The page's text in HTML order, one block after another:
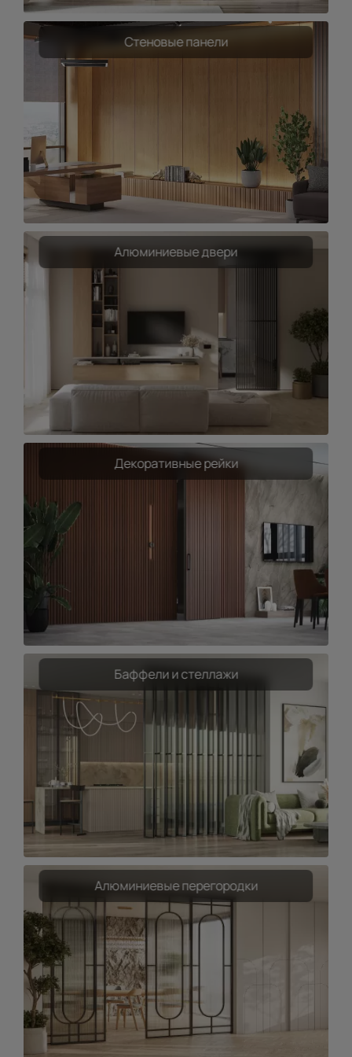
Стеновые панели
Алюминиевые двери
Декоративные рейки
Баффели и стеллажи
Алюминиевые перегородки